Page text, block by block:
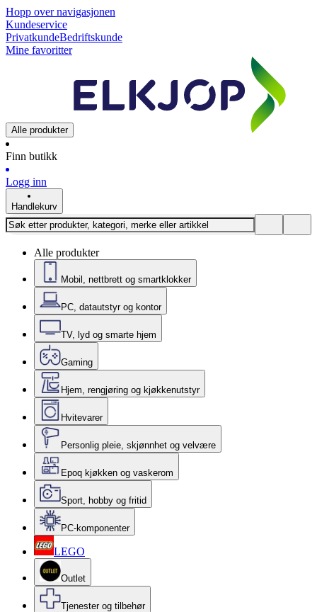
Hopp over navigasjonen
Kundeservice
PrivatkundeBedriftskunde
Mine favoritter
Alle produkter
Finn butikk
Logg inn
Handlekurv
Alle produkter
Mobil, nettbrett og smartklokker
PC, datautstyr og kontor
TV, lyd og smarte hjem
Gaming
Hjem, rengjøring og kjøkkenutstyr
Hvitevarer
Personlig pleie, skjønnhet og velvære
Epoq kjøkken og vaskerom
Sport, hobby og fritid
PC-komponenter
LEGO
Outlet
Tjenester og tilbehør